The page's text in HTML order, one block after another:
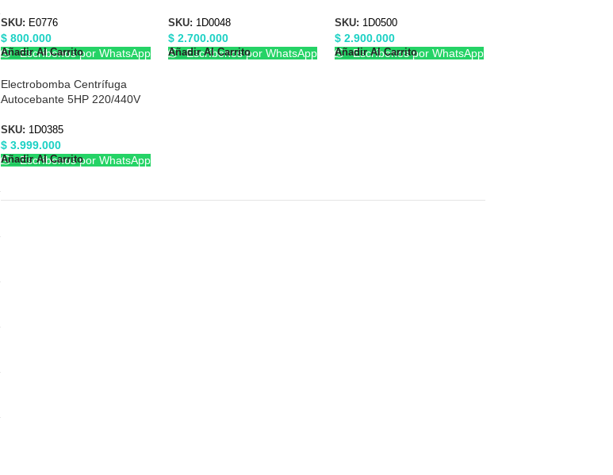
SKU: E0776
$ 800.000
Añadir Al Carrito
Escríbenos por WhatsApp
SKU: 1D0048
$2.700.000
Añadir Al Carrito
Escríbenos por WhatsApp
SKU: 1D0500
$2.900.000
Añadir Al Carrito
Escríbenos por WhatsApp
Electrobomba Centrífuga
Autocebante 5HP 220/440V
SKU: 1D0385
$ 3.999.000
Añadir Al Carrito
Escríbenos por WhatsApp